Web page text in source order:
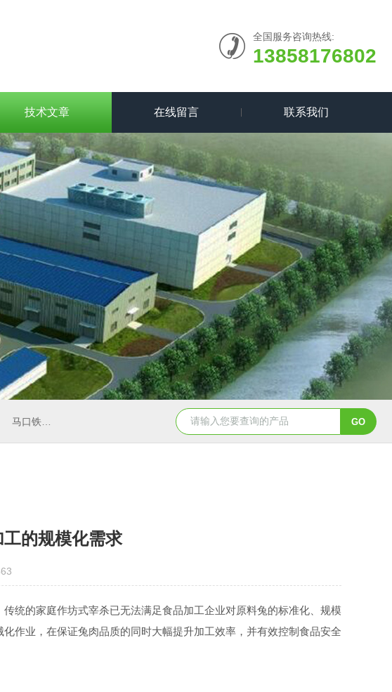
全国服务咨询热线:
13858176802
技术文章 在线留言 联系我们
马口铁彩罐奶粉灌装封罐机组 北海翅肉羹条机 肉丸机 冻肉预处理联
的规模化需求
的家庭作坊式宰杀已无法满足食品加工企业对原料兔的标准化、规模
作业，在保证兔肉品质的同时大幅提升加工效率，并有效控制食品安全